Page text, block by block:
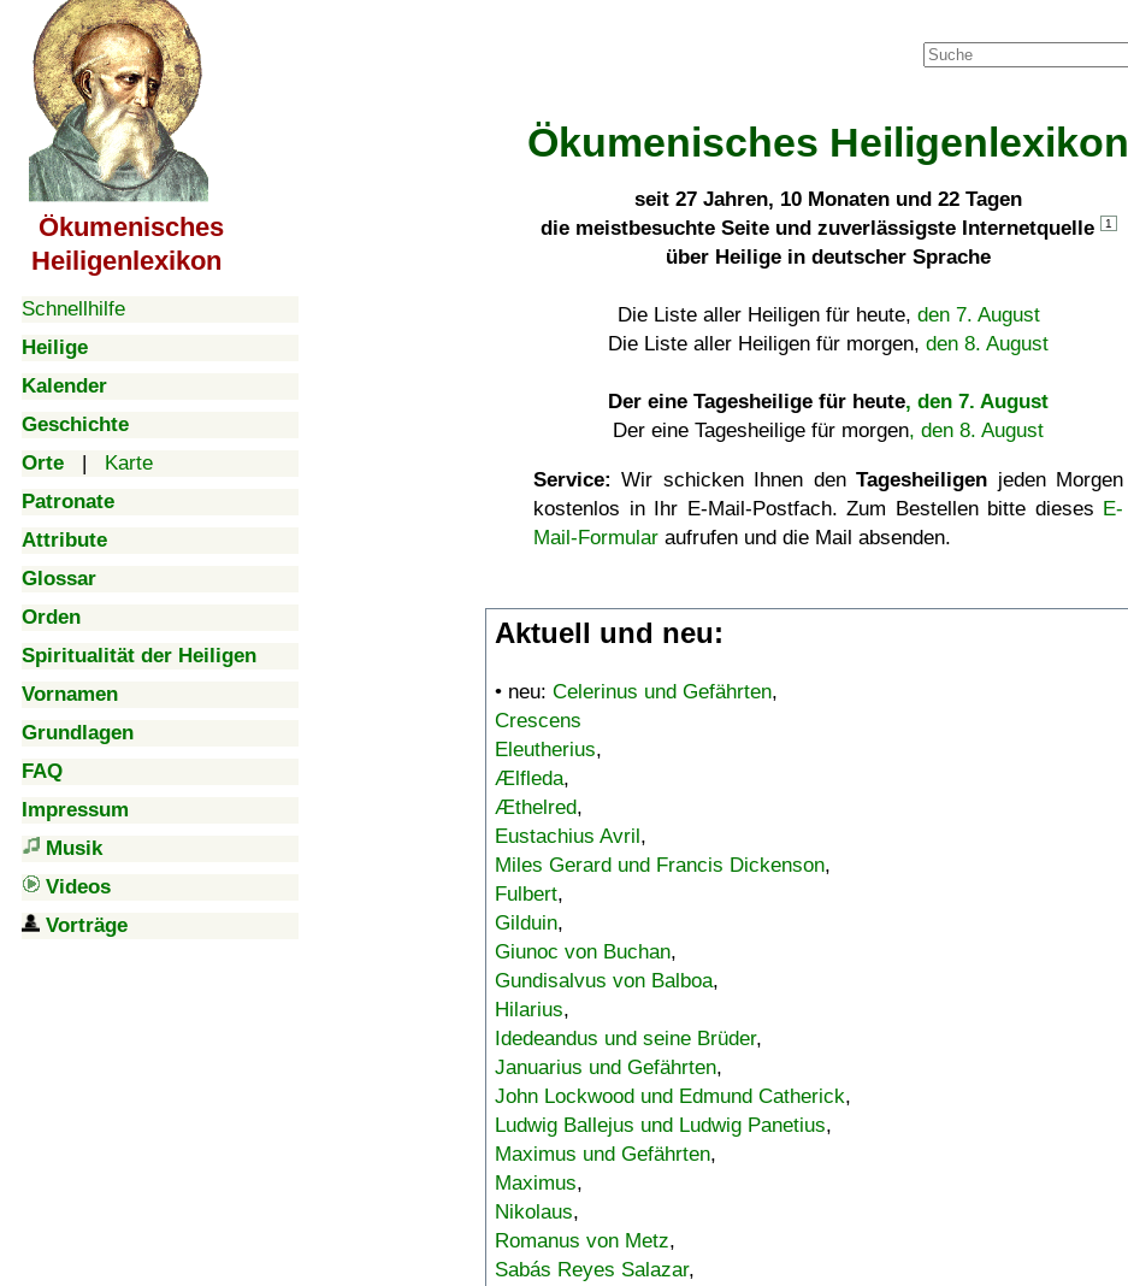
Ökumenisches
Heiligenlexikon
Schnellhilfe
Heilige
Kalender
Geschichte
Orte | Karte
Patronate
Attribute
Glossar
Orden
Spiritualität der Heiligen
Vornamen
Grundlagen
FAQ
Impressum
Musik
Videos
Vorträge
Ökumenisches Heiligenlexikon
seit 27 Jahren, 10 Monaten und 22 Tagen
die meistbesuchte Seite und zuverlässigste Internetquelle
1
über Heilige in deutscher Sprache
Die Liste aller Heiligen für heute, den 7. August
Die Liste aller Heiligen für morgen, den 8. August
Der eine Tagesheilige für heute, den 7. August
Der eine Tagesheilige für morgen, den 8. August
Service: Wir schicken Ihnen denTagesheiligen jeden Morgen
kostenlos in Ihr E-Mail-Postfach. Zum Bestellen bitte dieses E-
Mail-Formular aufrufen und die Mail absenden.
Aktuell und neu:
• neu: Celerinus und Gefährten,
Crescens
Eleutherius,
Ælfleda,
Æthelred,
Eustachius Avril,
Miles Gerard und Francis Dickenson,
Fulbert,
Gilduin,
Giunoc von Buchan,
Gundisalvus von Balboa,
Hilarius,
Idedeandus und seine Brüder,
Januarius und Gefährten,
John Lockwood und Edmund Catherick,
Ludwig Ballejus und Ludwig Panetius,
Maximus und Gefährten,
Maximus,
Nikolaus,
Romanus von Metz,
Sabás Reyes Salazar,